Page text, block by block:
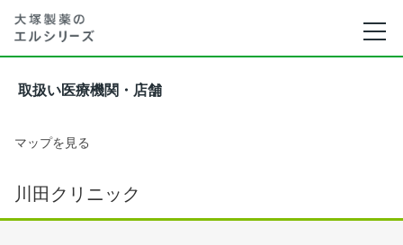
取扱い医療機関・店舗
マップを見る
川田クリニック